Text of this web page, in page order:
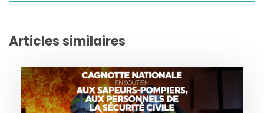
Articles similaires